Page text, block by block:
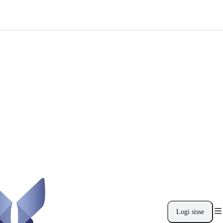
Logi sisse